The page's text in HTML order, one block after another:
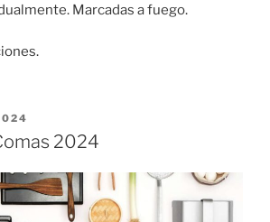
Marcadas a fuego.
2024